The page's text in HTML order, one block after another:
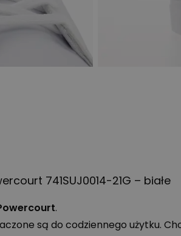
741SUJ0014-21G – białe
.
są do codziennego użytku.